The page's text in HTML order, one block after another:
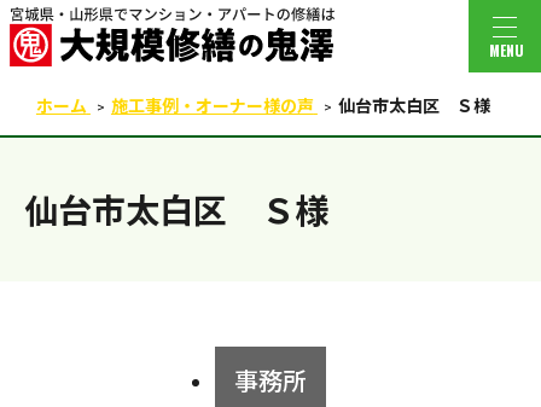
MENU
ホーム 施工事例・オーナー様の声 仙台市太白区 Ｓ様
仙台市太白区 Ｓ様
事務所